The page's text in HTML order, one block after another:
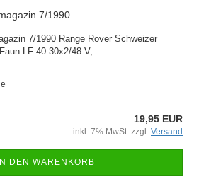
7/1990
7/1990 Range Rover Schweizer
LF 40.30x2/48 V,
19,95 EUR
inkl. 7% MwSt. zzgl. Versand
IN DEN WARENKORB